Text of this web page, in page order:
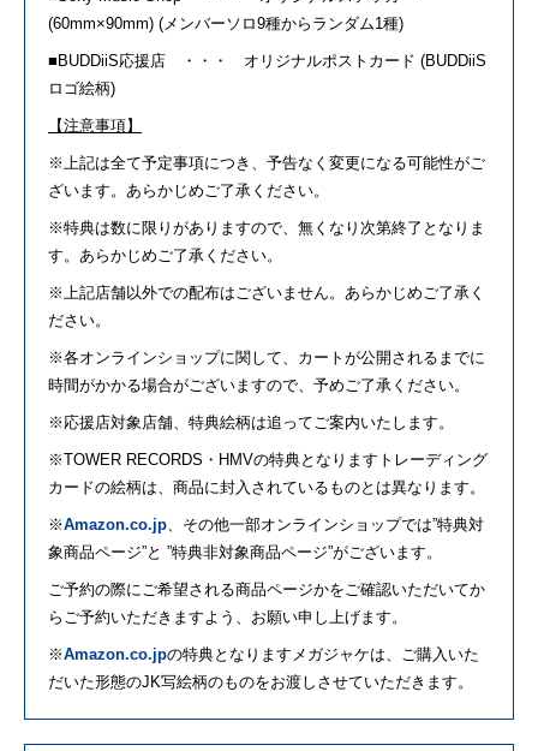
(60mm×90mm) (メンバーソロ9種からランダム1種)
■ BUDDiiS応援店 ・・・ オリジナルポストカード (BUDDiiS
ロゴ絵柄)
【注意事項】
※上記は全て予定事項につき、予告なく変更になる可能性がご
ざいます。あらかじめご了承ください。
※特典は数に限りがありますので、無くなり次第終了となりま
す。あらかじめご了承ください。
※上記店舗以外での配布はございません。あらかじめご了承く
ださい。
※各オンラインショップに関して、カートが公開されるまでに
時間がかかる場合がございますので、予めご了承ください。
※応援店対象店舗、特典絵柄は追ってご案内いたします。
※TOWER RECORDS ・ HMVの特典となりますトレーディング
カードの絵柄は、商品に封入されているものとは異なります。
※Amazon.co.jp、その他一部オンラインショップでは”特典対
象商品ページ”と ”特典非対象商品ページ”がございます。
ご予約の際にご希望される商品ページかをご確認いただいてか
らご予約いただきますよう、お願い申し上げます。
※Amazon.co.jpの特典となりますメガジャケは、ご購入いた
だいた形態のJK写絵柄のものをお渡しさせていただきます。